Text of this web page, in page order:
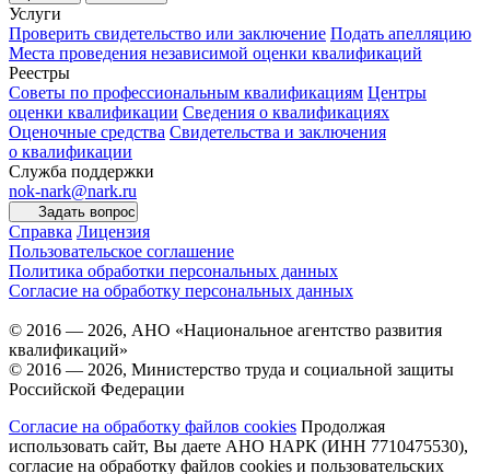
Услуги
Проверить свидетельство или заключение Подать апелляцию
Места проведения независимой оценки квалификаций
Реестры
Советы по профессиональным квалификациям Центры
оценки квалификации Сведения о квалификациях
Оценочные средства Свидетельства и заключения
о квалификации
Служба поддержки
nok-nark@nark.ru
Задать вопрос
Справка Лицензия
Пользовательское соглашение
Политика обработки персональных данных
Согласие на обработку персональных данных
© 2016 — 2026, АНО «Национальное агентство развития
квалификаций»
© 2016 — 2026, Министерство труда и социальной защиты
Российской Федерации
Согласие на обработку файлов cookies Продолжая
использовать сайт, Вы даете АНО НАРК (ИНН 7710475530),
согласие на обработку файлов cookies и пользовательских